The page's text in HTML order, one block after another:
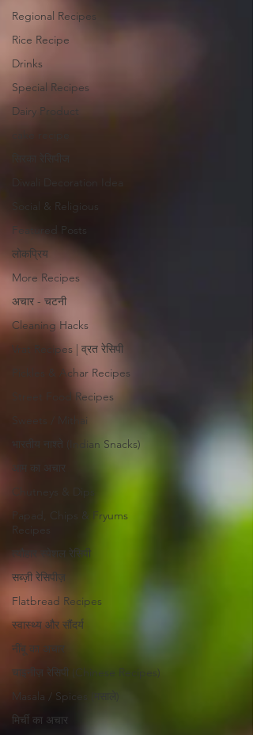
Regional Recipes
Rice Recipe
Drinks
Special Recipes
Dairy Product
Diwali Decoration Idea
Social & Religious
Featured Posts
लोकप्रिय
More Recipes
अचार - चटनी
Cleaning Hacks
Vrat Recipes | व्रत रेसिपी
Pickles & Achar Recipes
Street Food Recipes
Sweets / Mithai
भारतीय नाश्ते (Indian Snacks)
आम का अचार
Chutneys & Dips
Papad, Chips & Fryums
Recipes
त्यौहार स्पेशल रेसिपी
सब्ज़ी रेसिपीज़
Flatbread Recipes
स्वास्थ्य और सौंदर्य
नींबू का अचार
चाइनीज़ रेसिपी (Chinese Recipes)
Masala / Spices (मसाले)
मिर्ची का अचार